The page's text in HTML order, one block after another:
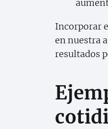
Incorporar
en nuestra
resultados